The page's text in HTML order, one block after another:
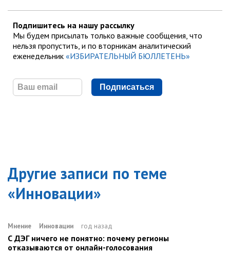
Подпишитесь на нашу рассылку
Мы будем присылать только важные сообщения, что
нельзя пропустить, и по вторникам аналитический
еженедельник «ИЗБИРАТЕЛЬНЫЙ БЮЛЛЕТЕНЬ»
Подписаться
Другие записи по теме
«Инновации»
Мнение Инновации год назад
С ДЭГ ничего не понятно: почему регионы
отказываются от онлайн-голосования